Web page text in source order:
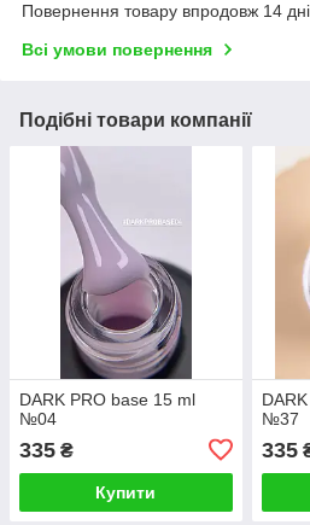
Повернення товару впродовж 14
Всі умови повернення
Подібні товари компанії
DARK PRO base 15 ml
№04
335 ₴
Купити
№37
335